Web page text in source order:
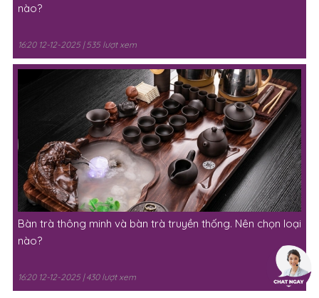
nào?
16:20 12-12-2025 | 535 lượt xem
Bàn trà thông minh và bàn trà truyền thống. Nên chọn loại
nào?
16:20 12-12-2025 | 430 lượt xem